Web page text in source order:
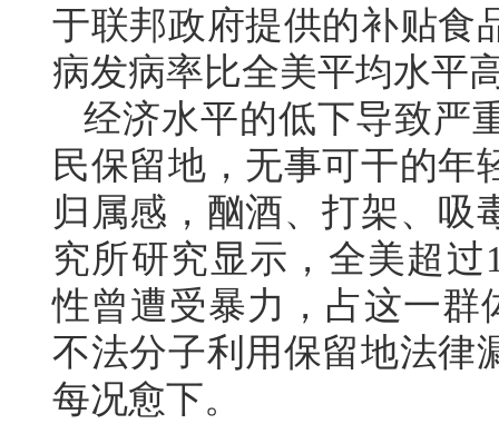
于联邦政府提供的补贴食
病发病率比全美平均水平
经济水平的低下导致严
民保留地，无事可干的年
归属感，酗酒、打架、吸
究所研究显示，全美超
性曾遭受暴力，占这一群
不法分子利用保留地法律
每况愈下。